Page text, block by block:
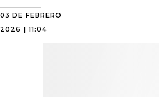
03 DE FEBRERO
2026 | 11:04